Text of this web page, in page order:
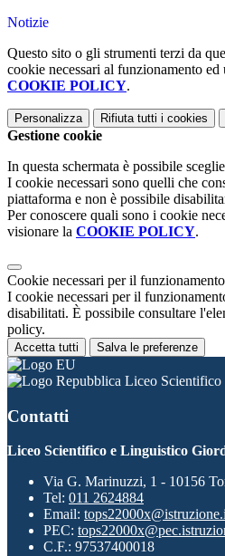
Notizie
Questo sito o gli strumenti terzi da
cookie necessari al funzionamento
COOKIE POLICY.
Personalizza Rifiuta tutti i cookies
Gestione cookie
In questa schermata è possibile
I cookie necessari sono quelli che
piattaforma e non è possibile
Per conoscere quali sono i cookie
visionare la COOKIE POLICY.
Cookie necessari per il funzionamento
I cookie necessari per il
disabilitati. È possibile consultare
policy.
Accetta tutti Salva le preferenze
Liceo
Contatti
Liceo Scientifico e Linguistico
Via G. Marinuzzi, 1 - 10156
Tel: 011 2624884
Email:
PEC:
C.F.: 97537400018